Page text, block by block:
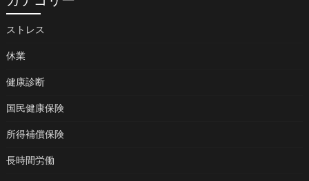
ストレス
休業
健康診断
国民健康保険
所得補償保険
長時間労働